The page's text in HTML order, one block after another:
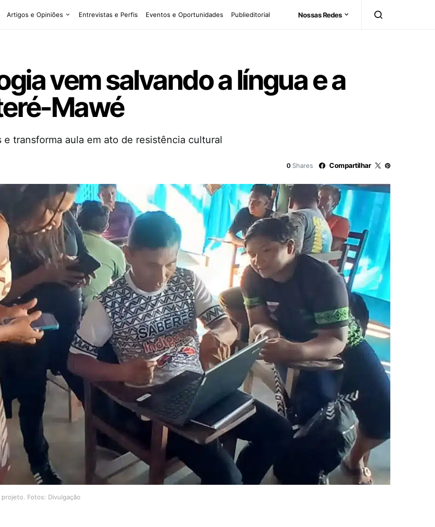
Artigos e Opiniões Entrevistas e Perfis Eventos e Oportunidades Publieditorial Nossas Redes
vem salvando a língua e a
Mawé
transforma aula em ato de resistência cultural
0 Shares Compartilhar
Fotos: Divulgação